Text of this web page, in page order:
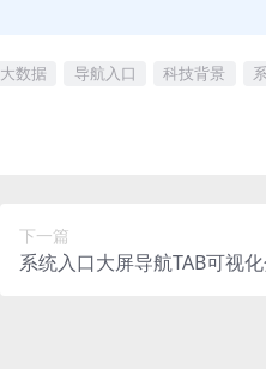
大数据 导航入口 科技背景
下一篇
系统入口大屏导航TAB可视